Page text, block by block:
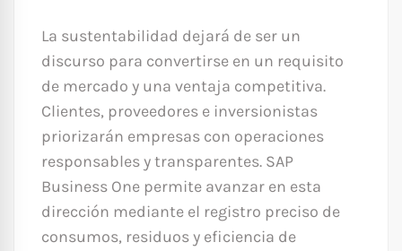
La sustentabilidad dejará de ser un
discurso para convertirse en un requisito
de mercado y una ventaja competitiva.
Clientes, proveedores e inversionistas
priorizarán empresas con operaciones
responsables y transparentes. SAP
Business One permite avanzar en esta
dirección mediante el registro preciso de
consumos, residuos y eficiencia de